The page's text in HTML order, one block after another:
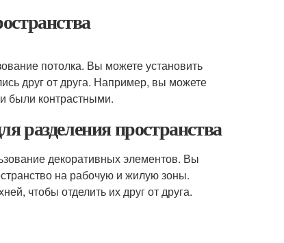
потолка. Вы можете установить
друг от друга. Например, вы можете
были контрастными.
разделения пространства
декоративных элементов. Вы
на рабочую и жилую зоны.
чтобы отделить их друг от друга.